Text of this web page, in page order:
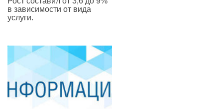
в зависимости от вида
услуги.